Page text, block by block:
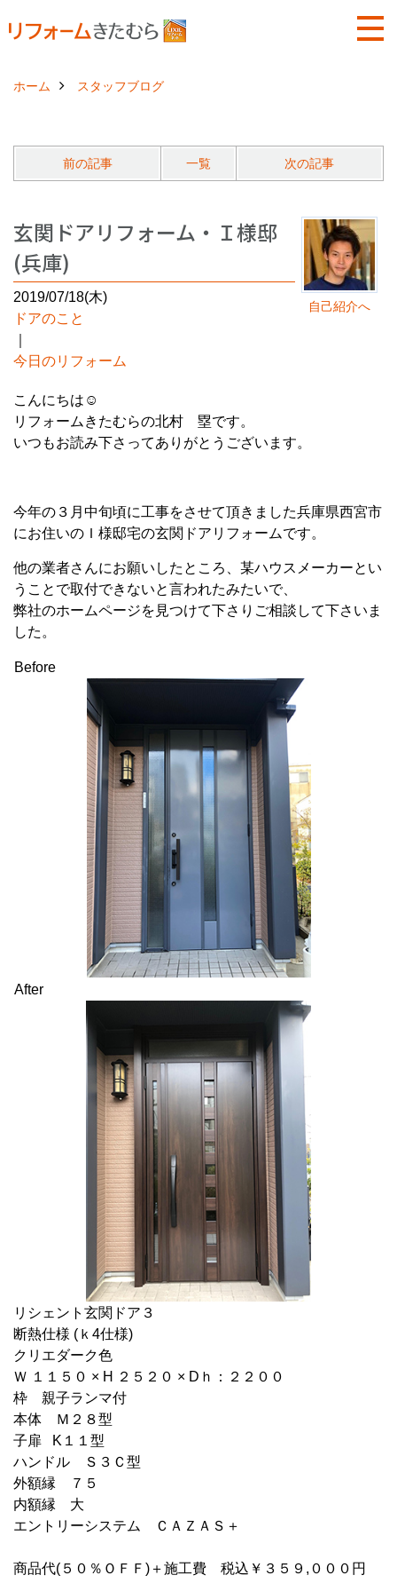
ホーム スタッフブログ
前の記事 一覧 次の記事
自己紹介へ
玄関ドアリフォーム・Ｉ様邸
(兵庫)
2019/07/18(木)
ドアのこと
今日のリフォーム
こんにちは☺
リフォームきたむらの北村 塁です。
いつもお読み下さってありがとうございます。
今年の３月中旬頃に工事をさせて頂きました兵庫県西宮市
にお住いのＩ様邸宅の玄関ドアリフォームです。
他の業者さんにお願いしたところ、某ハウスメーカーとい
うことで取付できないと言われたみたいで、
弊社のホームページを見つけて下さりご相談して下さいま
した。
Before
After
リシェント玄関ドア３
断熱仕様 (ｋ4仕様)
クリエダーク色
Ｗ １１５０ × H ２５２０ × Dｈ：２２００
枠 親子ランマ付
本体 Ｍ２８型
子扉 K１１型
ハンドル Ｓ３Ｃ型
外額縁 ７５
内額縁 大
エントリーシステム ＣＡＺＡＳ＋
商品代(５０％ＯＦＦ)＋施工費 税込￥３５９,０００円